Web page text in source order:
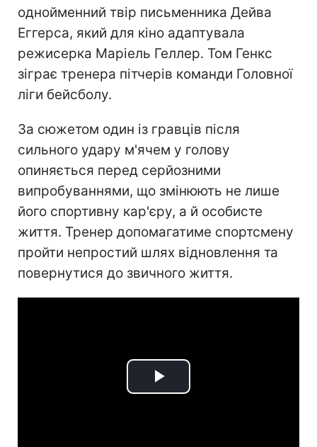
однойменний твір письменника Дейва
Еггерса, який для кіно адаптувала
режисерка Маріель Геллер. Том Генкс
зіграє тренера пітчерів команди Головної
ліги бейсболу.
За сюжетом один із гравців після
сильного удару м'ячем у голову
опиняється перед серйозними
випробуваннями, що змінюють не лише
його спортивну кар'єру, а й особисте
життя. Тренер допомагатиме спортсмену
пройти непростий шлях відновлення та
повернутися до звичного життя.
Play